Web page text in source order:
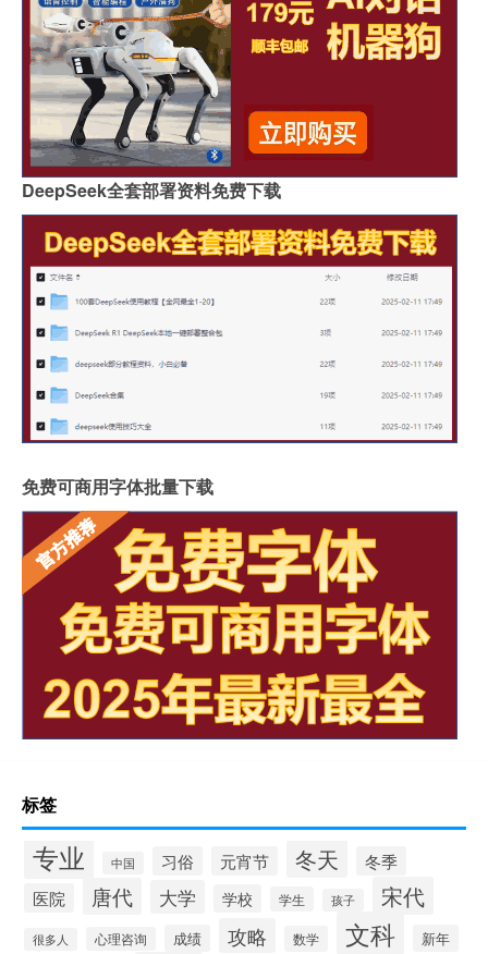
DeepSeek全套部署资料免费下载
免费可商用字体批量下载
标签
专业 中国 习俗 元宵节 冬天
冬季
医院
唐代 大学 学校 学生 孩子 宋代
很多人 心理咨询 成绩 攻略 数学 文科
新年